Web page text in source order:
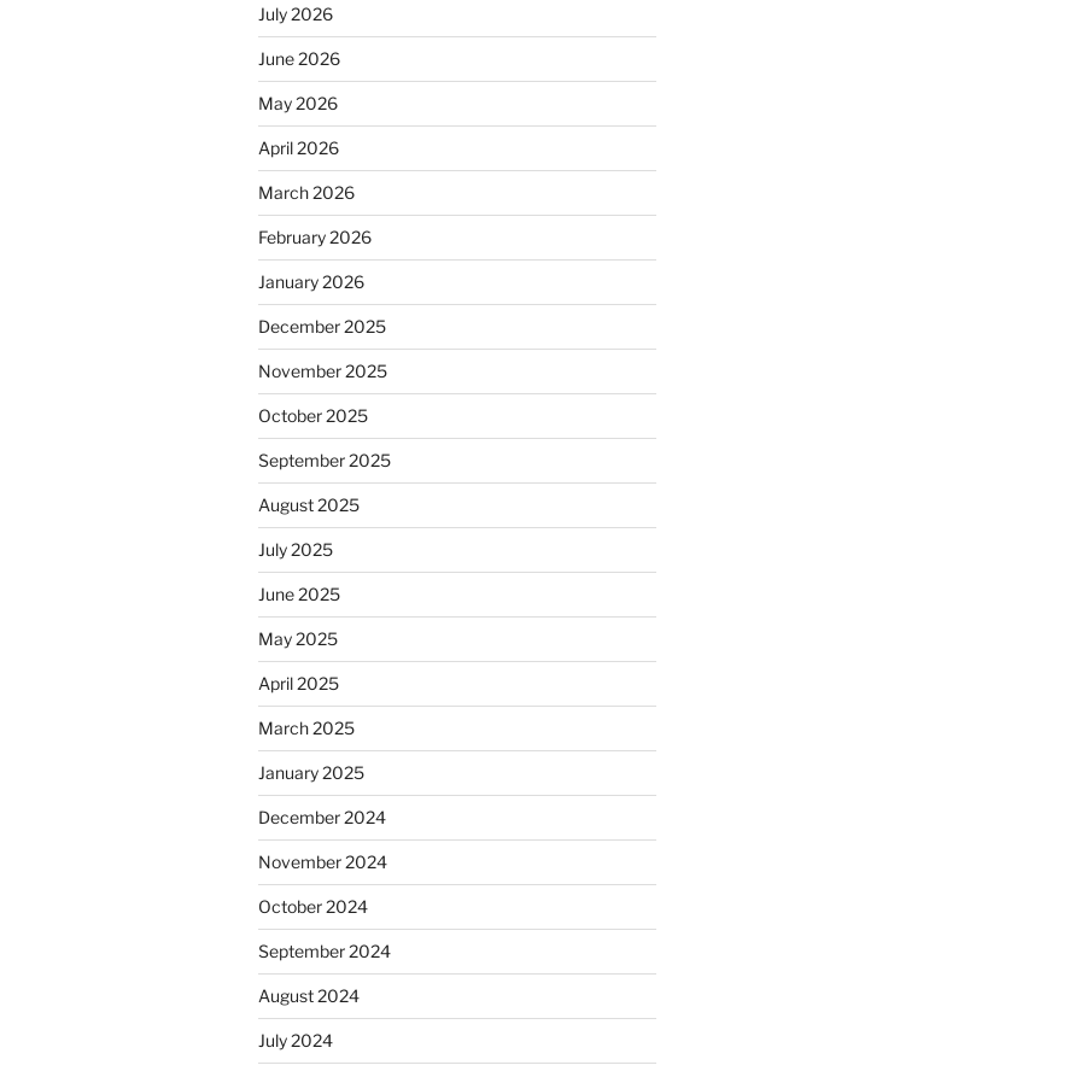
July 2026
June 2026
May 2026
April 2026
March 2026
February 2026
January 2026
December 2025
November 2025
October 2025
September 2025
August 2025
July 2025
June 2025
May 2025
April 2025
March 2025
January 2025
December 2024
November 2024
October 2024
September 2024
August 2024
July 2024